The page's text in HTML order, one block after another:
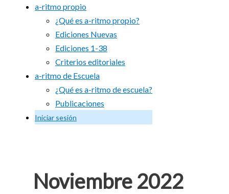
a-ritmo propio
¿Qué es a-ritmo propio?
Ediciones Nuevas
Ediciones 1-38
Criterios editoriales
a-ritmo de Escuela
¿Qué es a-ritmo de escuela?
Publicaciones
Iniciar sesión
Noviembre 2022